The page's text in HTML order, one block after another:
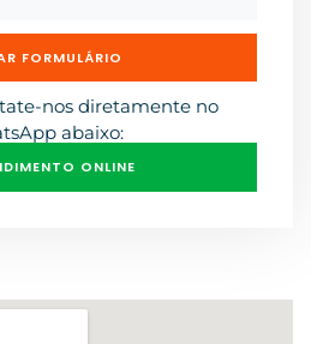
FORMULÁRIO
nos diretamente no
abaixo:
ONLINE